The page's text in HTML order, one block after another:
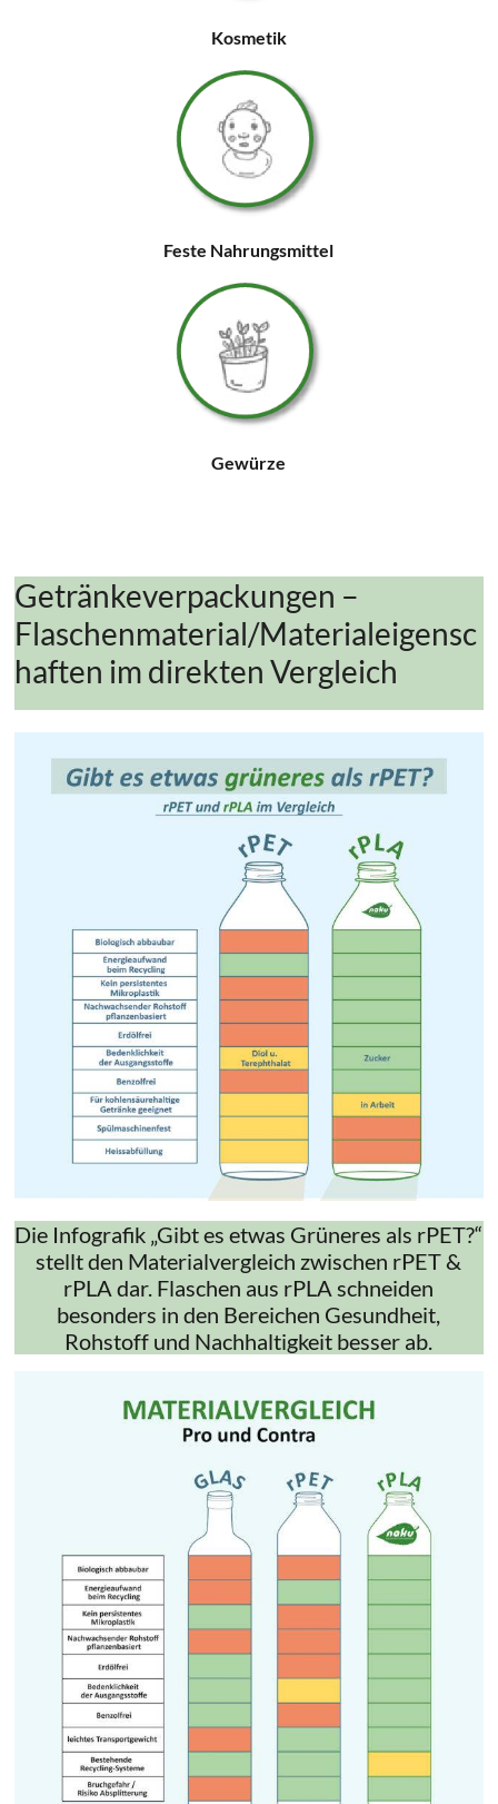
Kosmetik
Feste Nahrungsmittel
Gewürze
Getränkeverpackungen –
Flaschenmaterial/Materialeigensc
haften im direkten Vergleich
Die Infografik „Gibt es etwas Grüneres als rPET?“
stellt den Materialvergleich zwischen rPET &
rPLA dar. Flaschen aus rPLA schneiden
besonders in den Bereichen Gesundheit,
Rohstoff und Nachhaltigkeit besser ab.